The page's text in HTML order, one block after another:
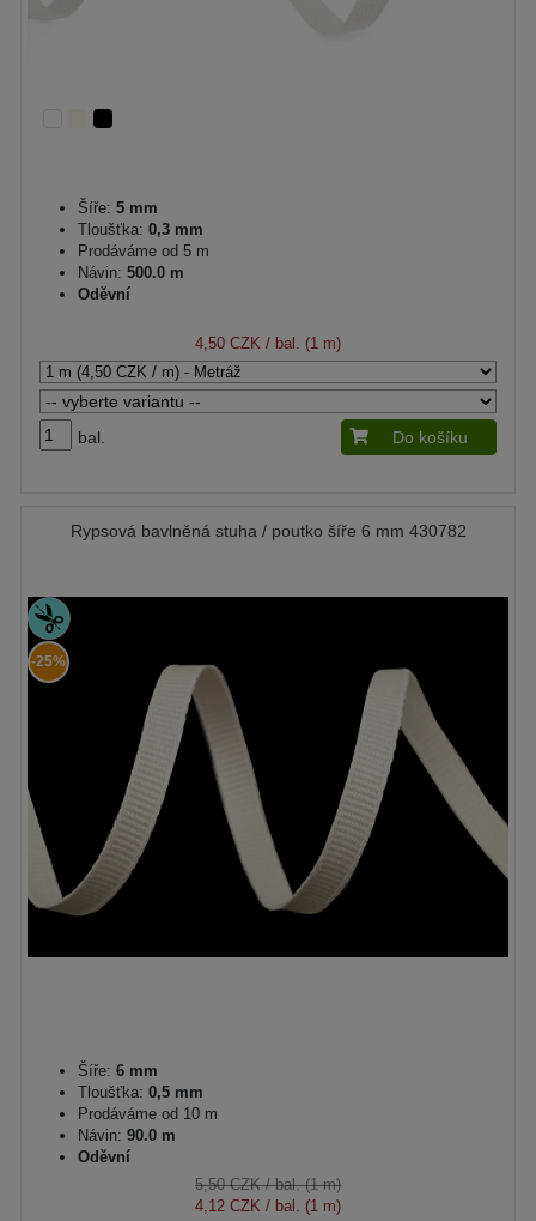
Šíře: 5 mm
Tloušťka: 0,3 mm
Prodáváme od 5 m
Návin: 500.0 m
Oděvní
4,50 CZK / bal. (1 m)
bal. Do košíku
Rypsová bavlněná stuha / poutko šíře 6 mm 430782
-25%
Šíře: 6 mm
Tloušťka: 0,5 mm
Prodáváme od 10 m
Návin: 90.0 m
Oděvní
5,50 CZK/ bal. (1 m)
4,12 CZK / bal. (1 m)